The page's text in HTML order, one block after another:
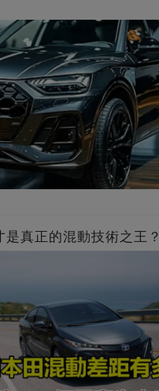
真正的混動技術之王？